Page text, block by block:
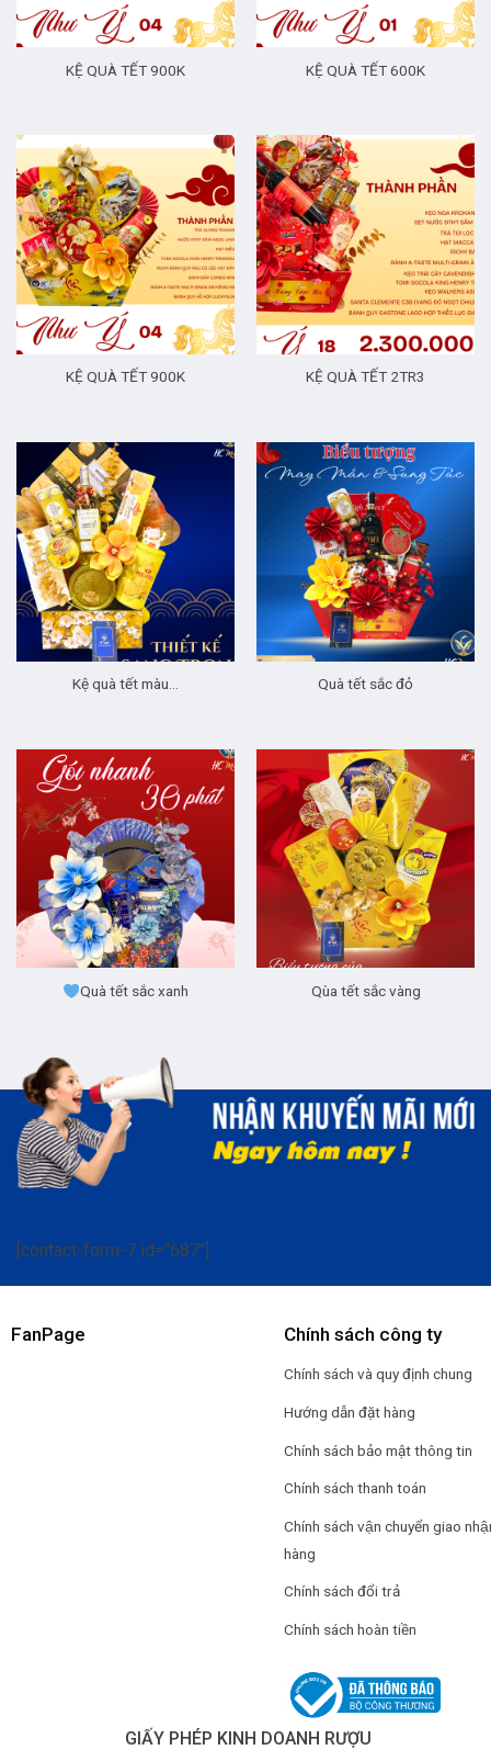
KỆ QUÀ TẾT 900K KỆ QUÀ TẾT 600K
KỆ QUÀ TẾT 900K KỆ QUÀ TẾT 2TR3
Kệ quà tết màu… Quà tết sắc đỏ
Quà tết sắc xanh Qùa tết sắc vàng
[contact-form-7 id="687"]
FanPage Chính sách công ty
Chính sách và quy định chung
Hướng dẫn đặt hàng
Chính sách bảo mật thông tin
Chính sách thanh toán
Chính sách vận chuyển giao
hàng
Chính sách đổi trả
Chính sách hoàn tiền
GIẤY PHÉP KINH DOANH RƯỢU